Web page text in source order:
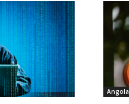
Angola